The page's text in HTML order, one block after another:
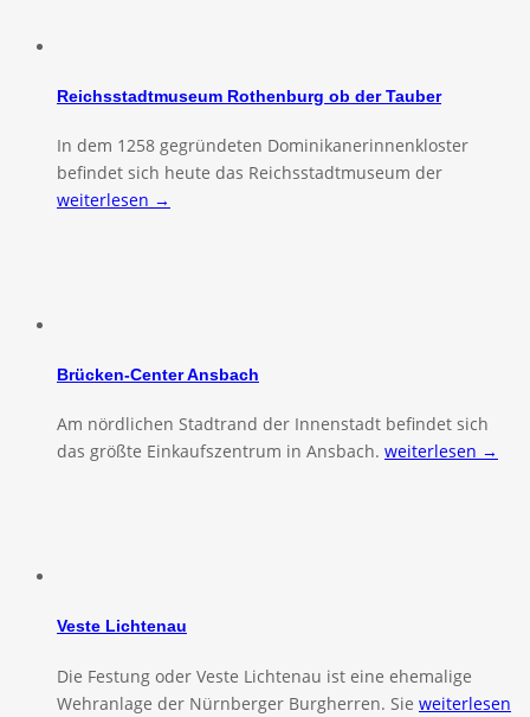
Reichsstadtmuseum Rothenburg ob der Tauber
In dem 1258 gegründeten Dominikanerinnenkloster
befindet sich heute das Reichsstadtmuseum der
weiterlesen →
Brücken-Center Ansbach
Am nördlichen Stadtrand der Innenstadt befindet sich
das größte Einkaufszentrum in Ansbach. weiterlesen →
Veste Lichtenau
Die Festung oder Veste Lichtenau ist eine ehemalige
Wehranlage der Nürnberger Burgherren. Sie weiterlesen